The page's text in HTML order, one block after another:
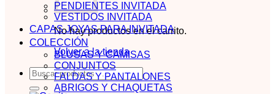
No hay productos en el carrito.
Volver a la tienda
Buscar
por:
PENDIENTES INVITADA
VESTIDOS INVITADA
CAPAS JOYAS PARA INVITADA
COLECCIÓN
BLUSAS Y CAMISAS
CONJUNTOS
FALDAS Y PANTALONES
ABRIGOS Y CHAQUETAS